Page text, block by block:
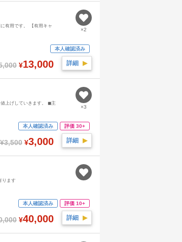
有用です。 【有用キャ
本人確認済み
¥13,000 詳細 ▶︎
×2
上げしていきます。 ◼︎主
本人確認済み 評価 30+
¥3,500 ¥3,000 詳細 ▶︎
×3
ります
本人確認済み 評価 10+
¥40,000 詳細 ▶︎